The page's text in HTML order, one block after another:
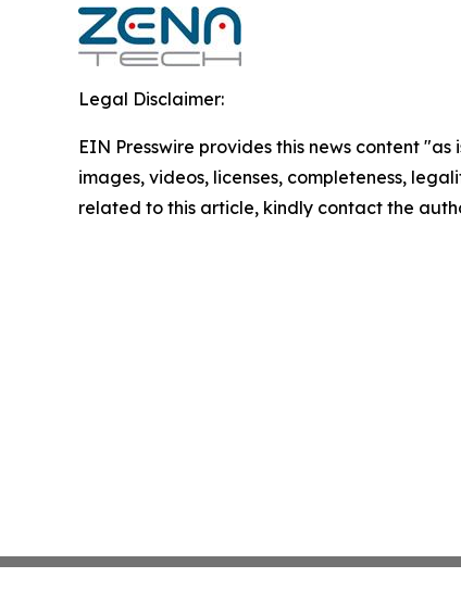
Legal Disclaimer:
EIN Presswire provides this news content
images, videos, licenses, completeness,
related to this article, kindly contact the